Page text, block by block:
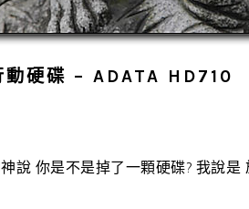
硬碟 – ADATA HD710
說 你是不是掉了一顆硬碟? 我說